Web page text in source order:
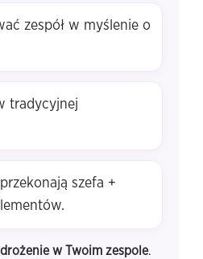
zespół w myślenie o
tradycyjnej
szefa +
w Twoim zespole.